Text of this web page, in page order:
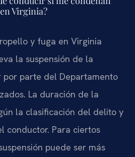
Virginia?
y fuga en Virginia
la suspensión de la
por parte del Departamento
La duración de la
la clasificación del delito y
conductor. Para ciertos
puede ser más